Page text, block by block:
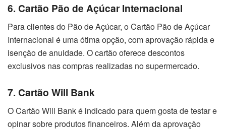
6. Cartão Pão de Açúcar Internacional
Para clientes do Pão de Açúcar, o Cartão Pão de Açúcar
Internacional é uma ótima opção, com aprovação rápida e
isenção de anuidade. O cartão oferece descontos
exclusivos nas compras realizadas no supermercado.
7. Cartão Will Bank
O Cartão Will Bank é indicado para quem gosta de testar e
opinar sobre produtos financeiros. Além da aprovação